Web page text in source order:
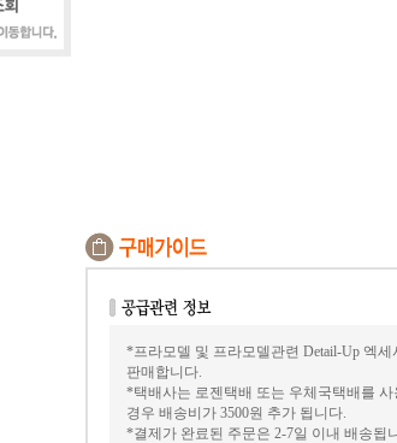
*프라모델 및 프라모델관련 Detail-Up 엑
판매합니다.
*택배사는 로젠택배 또는 우체국택배를
경우 배송비가 3500원 추가 됩니다.
*결제가 완료된 주문은 2-7일 이내 배송됩